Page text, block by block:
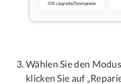
Wählen Sie den
klicken Sie auf